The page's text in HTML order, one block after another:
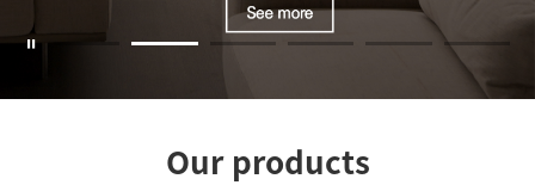
Our products